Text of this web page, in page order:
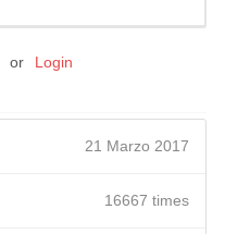
or Login
21 Marzo 2017
16667 times